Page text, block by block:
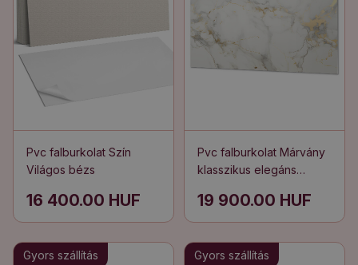
Pvc falburkolat Szín
Világos bézs
16 400.00 HUF
Pvc falburkolat Márvány
klasszikus elegáns
19 900.00 HUF
Gyors szállítás Gyors szállítás